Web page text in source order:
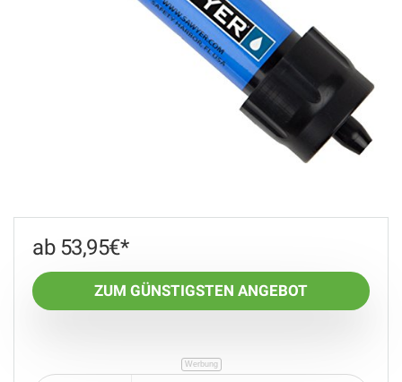
53,95€
ZUM GÜNSTIGSTEN ANGEBOT